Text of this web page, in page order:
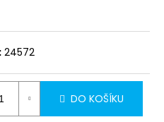
24572
DO KOŠÍKU